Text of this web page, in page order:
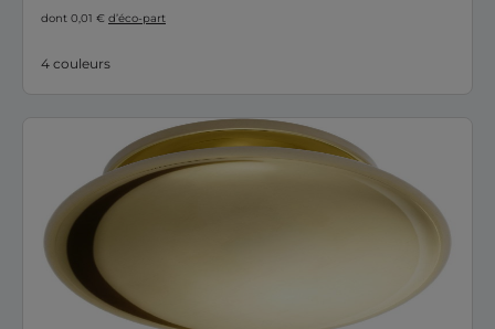
dont 0,01 € d’éco-part
4 couleurs